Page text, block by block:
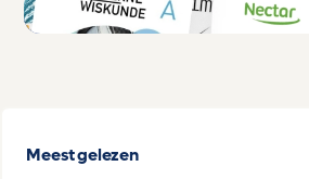
Meest gelezen